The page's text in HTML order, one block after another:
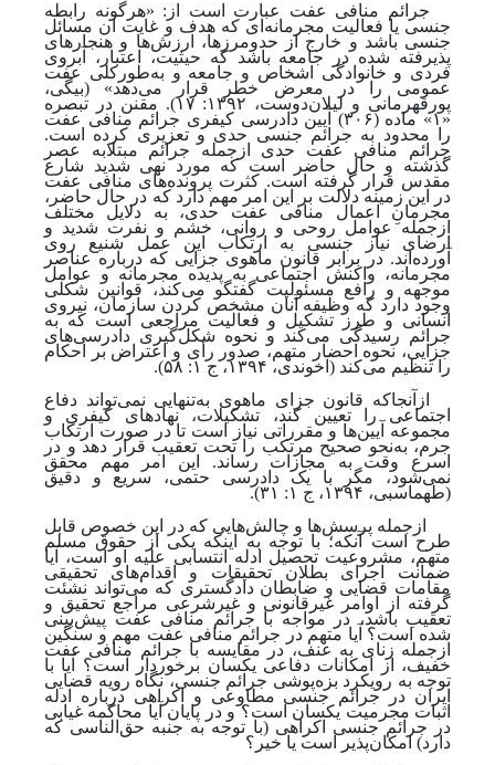
جرائم منافی عفت عبارت است از: «هرگونه رابطه
جنسی یا فعالیت مجرمانه‌ای که هدف و غایت آن مسائل
جنسی باشد و خارج از حدومرزها، ارزش‌ها و هنجارهای
پذیرفته شده در جامعه باشد که حیثیت، اعتبار، آبروی
فردی و خانوادگی اشخاص و جامعه و به‌طورکلی عفت
عمومی را در معرض خطر قرار می‌دهد» (بیگی،
پورقهرمانی و لیلان‌دوست، ۱۳۹۲: ‍۱۷)
. مقنن در تبصره
«۱» ماده (۳۰۶) آیین دادرسی کیفری جرائم منافی عفت
را محدود به جرائم جنسی حدی و تعزیری کرده‌ است.
جرائم منافی عفت حدی ازجمله جرائم مبتلا‌به عصر
گذشته و حال حاضر است که مورد نهی شدید شارع
مقدس قرار گرفته است. کثرت پرونده‌های منافی عفت
در این زمینه دلالت بر این امر مهم دارد که در حال حاضر،
مجرمانِ اعمال منافی عفت حدی، به دلایل مختلف
ازجمله عوامل روحی و روانی، خشم و نفرت شدید و
ارضای نیاز جنسی به ارتکاب این عمل شنیع روی
آورده‌اند. در برابر قانون ماهوی جزایی که درباره عناصر
مجرمانه، واکنش اجتماعی به پدیده مجرمانه و عوامل
موجهه و رافع مسئولیت گفتگو می‌کند، قوانین شکلی
وجود دارد که وظیفه آنان مشخص ‌کردن سازمان، نیروی
انسانی و طرز تشکیل و فعالیت مراجعی است که به
جرائم رسیدگی می‌کند و نحوه شکل‌گیری دادرسی‌های
جزایی، نحوه احضار متهم، صدور رأی و اعتراض بر احکام
را تنظیم می‌کند (آخوندی، ۱۳۹۴، ج ۱: ۵۸).
ازآنجاکه قانون جزای ماهوی به‌تنهایی نمی‌تواند دفاع
اجتماعی را تعیین کند، تشکیلات، نهادهای کیفری و
مجموعه آیین‌ها و مقرراتی نیاز است تا در صورت ارتکاب
جرم، بهنحو صحیح مرتکب را تحت تعقیب قرار دهد و در
اسرع وقت به مجازات رساند. این امر مهم محقق
نمی‌شود، مگر با یک دادرسی حتمی، سریع و دقیق
(طهماسبی، ۱۳۹۴، ج ۱: ۳۱)
.
ازجمله پرسش‌ها و چالش‌هایی که در این خصوص قابل‌
طرح است آنکه؛ با توجه ‌به اینکه یکی از حقوق مسلم
متهم، مشروعیت تحصیل ادله انتسابی علیه او است، آیا
ضمانت اجرای بطلان تحقیقات و اقدام‌های تحقیقی
مقامات قضایی و ضابطان دادگستری که می‌تواند نشئت
گرفته از اوامر غیرقانونی و غیرشرعی مراجع تحقیق و
تعقیب باشد، در مواجه با جرائم منافی عفت پیش‌بینی‌
شده است؟ آیا متهم در جرائم منافی عفت مهم و سنگین
ازجمله زنای به عنف، در مقایسه با جرائم منافی عفت
خفیف، از امکانات دفاعی یکسان برخوردار است؟ آیا با
توجه ‌به رویکرد بزه‌پوشی جرائم جنسی، نگاه رویه قضایی
ایران در جرائم جنسی مطاوعی و اکراهی درباره ادله
اثبات مجرمیت یکسان است؟ و در پایان آیا محاکمه غیابی
در جرائم جنسی اکراهی (با توجه‌ به جنبه حق‌الناسی که
دارد) امکانپذیر است یا خیر؟